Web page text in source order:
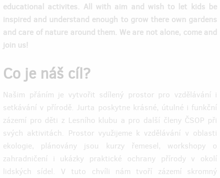
educational activites. All with aim and wish to let kids be
inspired and understand enough to grow there own gardens
and care of nature around them. We are not alone, come and
join us!
Co je náš cíl?
Našim přáním je vytvořit sdílený prostor pro vzdělávání i
setkávání v přírodě. Jurta poskytne krásné, útulné i funkční
zázemí pro děti z Lesního klubu a pro další členy ČSOP při
svých aktivitách. Prostor využijeme k vzdělávání v oblasti
ekologie, plánovány jsou kurzy řemesel, workshopy o
zahradničení i ukázky praktické ochrany přírody v okolí
lidských sídel. V tuto chvíli nám tvoří zázemí skromný